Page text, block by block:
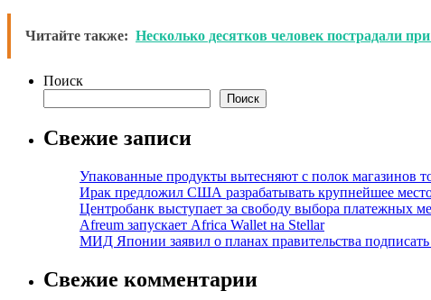
Читайте также: Несколько десятков человек пострадали
Поиск
Поиск
Свежие записи
Упакованные продукты вытесняют с полок магазинов
Ирак предложил США разрабатывать крупнейшее
Центробанк выступает за свободу выбора платежных
Afreum запускает Africa Wallet на Stellar
МИД Японии заявил о планах правительства
Свежие комментарии